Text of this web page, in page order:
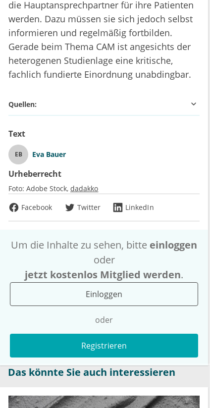
die Hauptansprechpartner für ihre Patienten
werden. Dazu müssen sie sich jedoch selbst
informieren und regelmäßig fortbilden.
Gerade beim Thema CAM ist angesichts der
heterogenen Studienlage eine kritische,
fachlich fundierte Einordnung unabdingbar.
Quellen:
Text
EB Eva Bauer
Urheberrecht
Foto: Adobe Stock dadakko
Facebook
Twitter LinkedIn
Um die Inhalte zu sehen, bitte einloggen
oder
jetzt kostenlos Mitglied werden.
Einloggen
oder
Registrieren
Das könnte Sie auch interessieren